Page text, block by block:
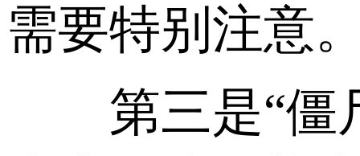
需要特别注意
第三是“僵尸